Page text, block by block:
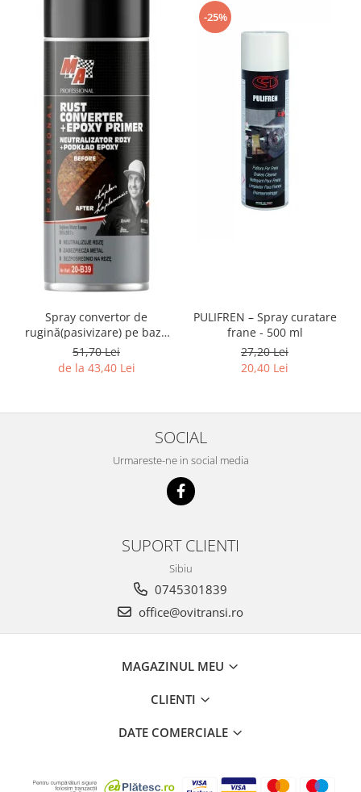
Spray convertor de
rugină(pasivizare) pe bază
de rasini epoxidice, 400 ml
51,70 Lei
de la 43,40 Lei
-25%
PULIFREN – Spray curatare
frane - 500 ml
27,20 Lei
20,40 Lei
SOCIAL
Urmareste-ne in social media
SUPORT CLIENTI
Sibiu
0745301839
office@ovitransi.ro
MAGAZINUL MEU
CLIENTI
DATE COMERCIALE